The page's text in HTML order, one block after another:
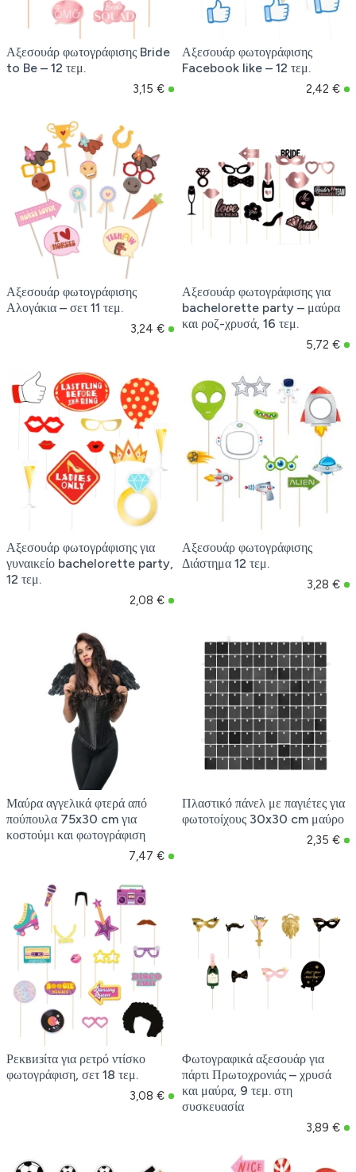
Αξεσουάρ φωτογράφισης Bride
to Be – 12 τεμ.
3,15 €
Αξεσουάρ φωτογράφισης
Facebook like – 12 τεμ.
2,42 €
Αξεσουάρ φωτογράφισης
Αλογάκια – σετ 11 τεμ.
3,24 €
Αξεσουάρ φωτογράφισης για
bachelorette party – μαύρα
και ροζ-χρυσά, 16 τεμ.
5,72 €
Αξεσουάρ φωτογράφισης για
γυναικείο bachelorette party,
12 τεμ.
2,08 €
Αξεσουάρ φωτογράφισης
Διάστημα 12 τεμ.
3,28 €
Μαύρα αγγελικά φτερά από
πούπουλα 75x30 cm για
κοστούμι και φωτογράφιση
7,47 €
Πλαστικό πάνελ με παγιέτες για
φωτοτοίχους 30x30 cm μαύρο
2,35 €
Ρεκвизίτα για ρετρό ντίσκο
φωτογράφιση, σετ 18 τεμ.
3,08 €
Φωτογραφικά αξεσουάρ για
πάρτι Πρωτοχρονιάς – χρυσά
και μαύρα, 9 τεμ. στη
συσκευασία
3,89 €